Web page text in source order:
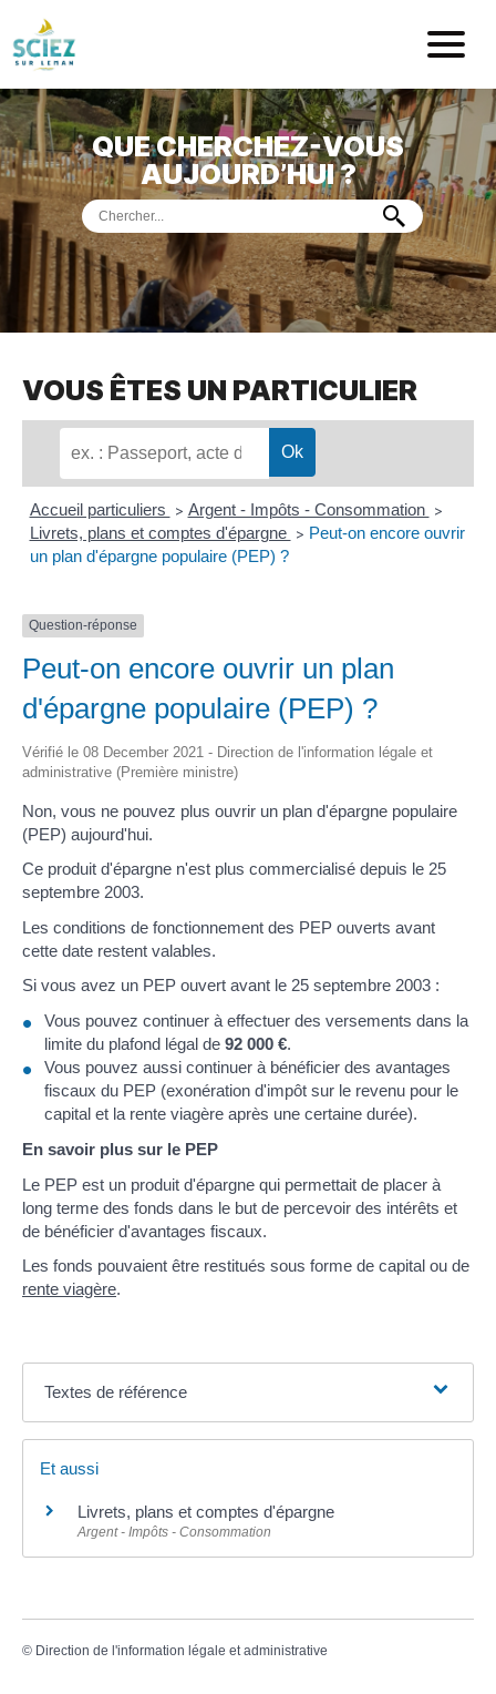
Mairie de
ACCUEIL
VOTREMAIRIE
VIE PRATIQUE
DÉMARCHES &SERVICES
PORTDE PLAISANCE
MUSÉEDE PRÉHISTOIRE
QUE CHERCHEZ-VOUS
AUJOURD’HUI ?
VOUS ÊTES UN PARTICULIER
Accueil particuliers > Argent - Impôts - Consommation >
Livrets, plans et comptes d'épargne > Peut-on encore ouvrir
un plan d'épargne populaire (PEP) ?
Question-réponse
Peut-on encore ouvrir un plan
d'épargne populaire (PEP) ?
Vérifié le 08 December 2021 - Direction de l'information légale et
administrative (Première ministre)
Non, vous ne pouvez plus ouvrir un plan d'épargne populaire
(PEP) aujourd'hui.
Ce produit d'épargne n'est plus commercialisé depuis le 25
septembre 2003.
Les conditions de fonctionnement des PEP ouverts avant
cette date restent valables.
Si vous avez un PEP ouvert avant le 25 septembre 2003 :
Vous pouvez continuer à effectuer des versements dans la
limite du plafond légal de 92 000 €.
Vous pouvez aussi continuer à bénéficier des avantages
fiscaux du PEP (exonération d'impôt sur le revenu pour le
capital et la rente viagère après une certaine durée).
En savoir plus sur le PEP
Le PEP est un produit d'épargne qui permettait de placer à
long terme des fonds dans le but de percevoir des intérêts et
de bénéficier d'avantages fiscaux.
Les fonds pouvaient être restitués sous forme de capital ou de
rente viagère.
Textes de référence
Et aussi
Livrets, plans et comptes d'épargne
Argent - Impôts - Consommation
© Direction de l'information légale et administrative